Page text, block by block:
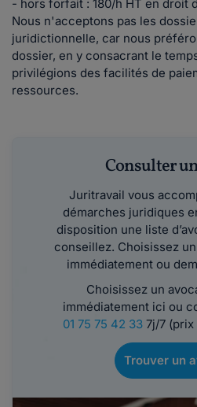
- hors forfait : 180/h HT en droit
Nous n'acceptons pas les
juridictionnelle, car nous
dossier, en y consacrant le
privilégions des facilités de
ressources.
Consulter
Juritravail vous
démarches juridiques
disposition une liste
conseillez. Choisissez
immédiatement ou
Choisissez un
immédiatement ici ou
01 75 75 42 337j/7 (prix
Trouver un